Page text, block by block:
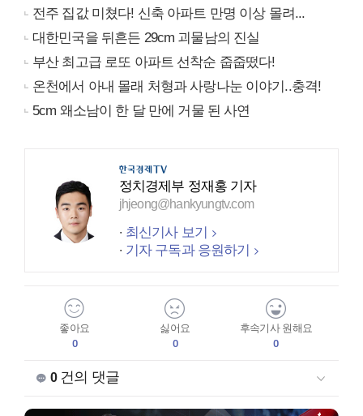
전주 집값 미쳤다! 신축 아파트 만명 이상 몰려...
대한민국을 뒤흔든 29cm 괴물남의 진실
부산 최고급 로또 아파트 선착순 줍줍떴다!
온천에서 아내 몰래 처형과 사랑나눈 이야기..충격!
5cm 왜소남이 한 달 만에 거물 된 사연
정치경제부 정재홍 기자
jhjeong@hankyungtv.com
최신기사 보기
기자 구독과 응원하기
좋아요
0
싫어요
0
후속기사 원해요
0
0건의 댓글